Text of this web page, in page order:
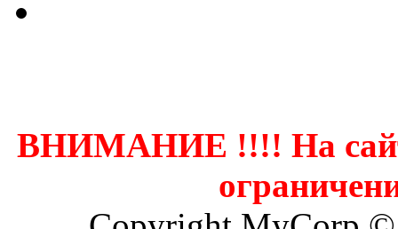
ВНИМАНИЕ !!!! На